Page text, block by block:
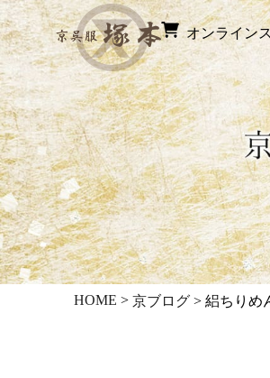
オンライン
HOME > 京ブログ > 絽ちりめ